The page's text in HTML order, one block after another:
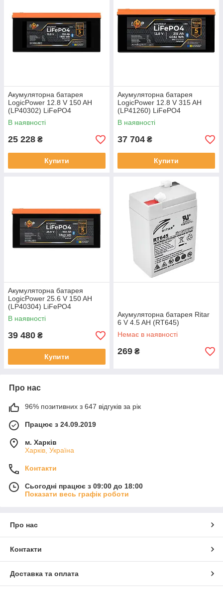
Акумуляторна батарея
LogicPower 12.8 V 150 AH
(LP40302) LiFePO4
В наявності
25 228 ₴
Купити
Акумуляторна батарея
LogicPower 12.8 V 315 AH
(LP41260) LiFePO4
В наявності
37 704 ₴
Купити
Акумуляторна батарея
LogicPower 25.6 V 150 AH
(LP40304) LiFePO4
В наявності
39 480 ₴
Купити
Акумуляторна батарея Ritar
6 V 4.5 AH (RT645)
Немає в наявності
269 ₴
Про нас
96% позитивних з 647 відгуків за рік
Працює з 24.09.2019
м. Харків
Харків, Україна
Контакти
Сьогодні працює з 09:00 до 18:00
Показати весь графік роботи
Про нас
Контакти
Доставка та оплата